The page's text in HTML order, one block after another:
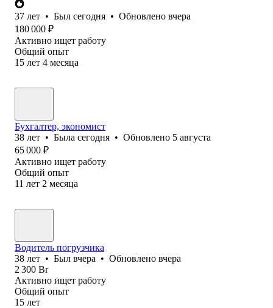
37 лет • Был сегодня • Обновлено вчера
180 000 ₽
Активно ищет работу
Общий опыт
15 лет 4 месяца
Бухгалтер, экономист
38 лет • Была сегодня • Обновлено 5 августа
65 000 ₽
Активно ищет работу
Общий опыт
11 лет 2 месяца
Водитель погрузчика
38 лет • Был вчера • Обновлено вчера
2 300 Br
Активно ищет работу
Общий опыт
15 лет